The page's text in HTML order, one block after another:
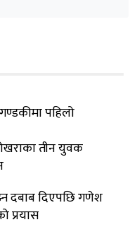
पहिलो
तीन युवक
दबाब दिएपछि गणेश
प्रयास